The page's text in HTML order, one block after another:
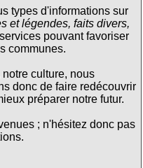
types d'informations sur
et légendes, faits divers,
pouvant favoriser
communes.
culture, nous
donc de faire redécouvrir
préparer notre futur.
; n'hésitez donc pas